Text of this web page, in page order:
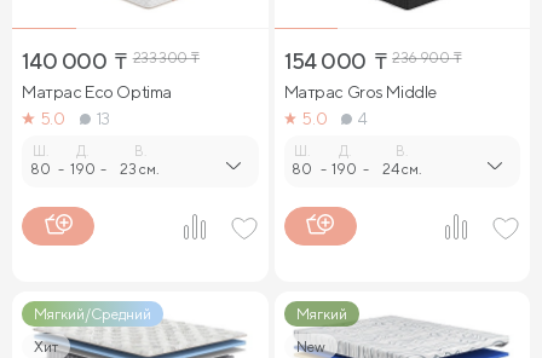
140 000 ₸ 233 300₸
Матрас Eco Optima
5.0
13
80 -
Д.
190 -
В.
23 см.
154 000 ₸ 236 900₸
Матрас Gros Middle
5.0
4
80 -
Д.
190 -
В.
24 см.
Мягкий/Средний
Хит
Мягкий
New